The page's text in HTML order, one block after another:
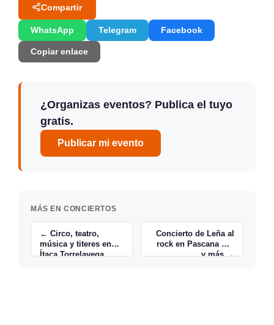
Compartir
WhatsApp Telegram Facebook
Copiar enlace
¿Organizas eventos? Publica el tuyo
gratis.
Publicar mi evento
MÁS EN CONCIERTOS
← Circo, teatro,
música y titeres en
Ítaca Torrelavega
Concierto de Leña al
rock en Pascana Bar
y más →